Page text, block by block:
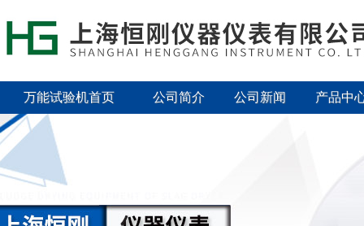
万能试验机首页 公司简介 公司新闻 产品中